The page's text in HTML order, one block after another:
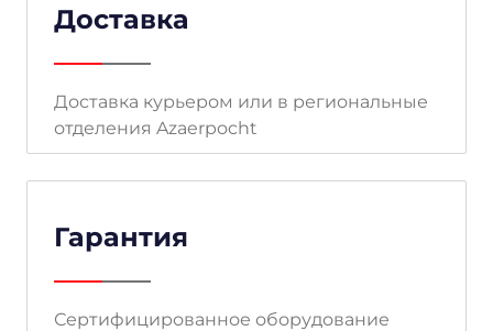
Доставка
Доставка курьером или в региональные
отделения Azaerpocht
Гарантия
Сертифицированное оборудование